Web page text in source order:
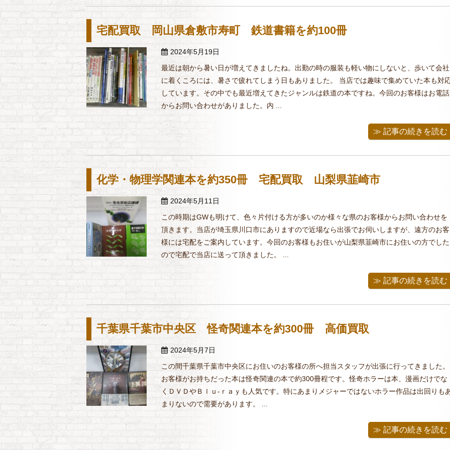
宅配買取 岡山県倉敷市寿町 鉄道書籍を約100冊
2024年5月19日
最近は朝から暑い日が増えてきましたね。出勤の時の服装も軽い物にしないと、歩いて会社
に着くころには、暑さで疲れてしまう日もありました。 当店では趣味で集めていた本も対
しています。その中でも最近増えてきたジャンルは鉄道の本ですね。今回のお客様はお電話
からお問い合わせがありました。内 ...
≫ 記事の続きを読む
化学・物理学関連本を約350冊 宅配買取 山梨県韮崎市
2024年5月11日
この時期はGWも明けて、色々片付ける方が多いのか様々な県のお客様からお問い合わせを
頂きます。当店が埼玉県川口市にありますので近場なら出張でお伺いしますが、遠方のお客
様には宅配をご案内しています。今回のお客様もお住いが山梨県韮崎市にお住いの方でした
ので宅配で当店に送って頂きました。 ...
≫ 記事の続きを読む
千葉県千葉市中央区 怪奇関連本を約300冊 高価買取
2024年5月7日
この間千葉県千葉市中央区にお住いのお客様の所へ担当スタッフが出張に行ってきました。
お客様がお持ちだった本は怪奇関連の本で約300冊程です。怪奇ホラーは本、漫画だけでな
くＤＶＤやＢｌｕ-ｒａｙも人気です。特にあまりメジャーではないホラー作品は出回りも
まりないので需要があります。 ...
≫ 記事の続きを読む